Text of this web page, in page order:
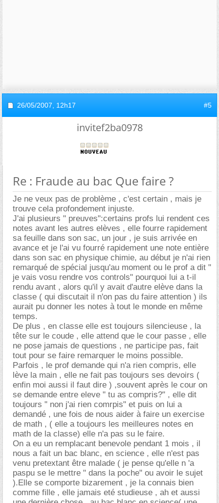
26/05/2007, 12h17 #5
invitef2ba0978
Re : Fraude au bac Que faire ?
Je ne veux pas de problème , c'est certain , mais je
trouve cela profondement injuste.
J'ai plusieurs " preuves":certains profs lui rendent ces
notes avant les autres elèves , elle fourre rapidement
sa feuille dans son sac, un jour , je suis arrivée en
avance et je l'ai vu fourré rapidement une note entière
dans son sac en physique chimie, au début je n'ai rien
remarqué de spécial jusqu'au moment ou le prof a dit "
je vais vosu rendre vos controls" pourquoi lui a t-il
rendu avant , alors qu'il y avait d'autre elève dans la
classe ( qui discutait il n'on pas du faire attention ) ils
aurait pu donner les notes à tout le monde en même
temps.
De plus , en classe elle est toujours silencieuse , la
tête sur le coude , elle attend que le cour passe , elle
ne pose jamais de questions , ne participe pas, fait
tout pour se faire remarquer le moins possible.
Parfois , le prof demande qui n'a rien compris, elle
lève la main , elle ne fait pas toujours ses devoirs (
enfin moi aussi il faut dire ) ,souvent après le cour on
se demande entre eleve " tu as compris?" , elle dit
toujours " non j'ai rien comrpis" et puis on lui a
demandé , une fois de nous aider à faire un exercise
de math , ( elle a toujours les meilleures notes en
math de la classe) elle n'a pas su le faire.
On a eu un remplacant benevole pendant 1 mois , il
nous a fait un bac blanc, en science , elle n'est pas
venu pretextant être malade ( je pense qu'elle n 'a
paspu se le mettre " dans la poche" ou avoir le sujet
).Elle se comporte bizarement , je la connais bien
comme fille , elle jamais eté studieuse , ah et aussi